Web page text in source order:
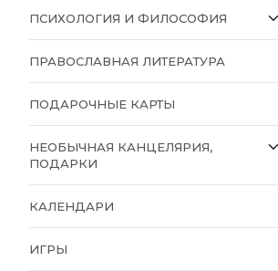
ПСИХОЛОГИЯ И ФИЛОСОФИЯ
ПРАВОСЛАВНАЯ ЛИТЕРАТУРА
ПОДАРОЧНЫЕ КАРТЫ
НЕОБЫЧНАЯ КАНЦЕЛЯРИЯ,
ПОДАРКИ
КАЛЕНДАРИ
ИГРЫ